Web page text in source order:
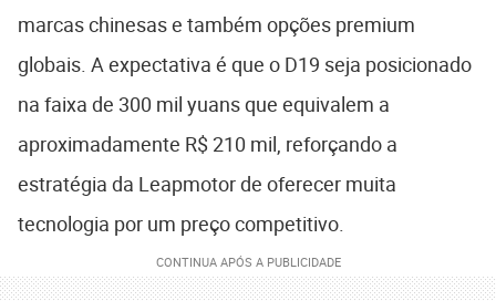
marcas chinesas e também opções premium
globais. A expectativa é que o D19 seja posicionado
na faixa de 300 mil yuans que equivalem a
aproximadamente R$ 210 mil, reforçando a
estratégia da Leapmotor de oferecer muita
tecnologia por um preço competitivo.